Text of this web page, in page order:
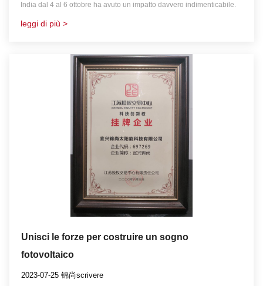
India dal 4 al 6 ottobre ha avuto un impatto davvero indimenticabile.
leggi di più >
Unisci le forze per costruire un sogno
fotovoltaico
2023-07-25 锦尚scrivere